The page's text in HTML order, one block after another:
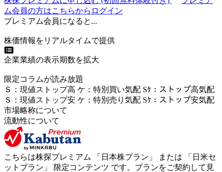
ム会員の方はこちらからログイン
プレミアム会員になると...
株価情報をリアルタイムで提供
企業業績の表示期数を拡大
限定コラムが読み放題
Ｓ ： 現値ストップ高 ケ ： 特別買い気配 Sｹ ： ストップ高気配
Ｓ ： 現値ストップ安 ケ ： 特別売 り 気配 Sｹ ： ストップ安気配
市場略称について
流動性について
こちらは株探プレミアム 「 日本株プラン 」 または 「 日米セ
ットプラン 」 限定コンテンツ です。プランをご契約して見